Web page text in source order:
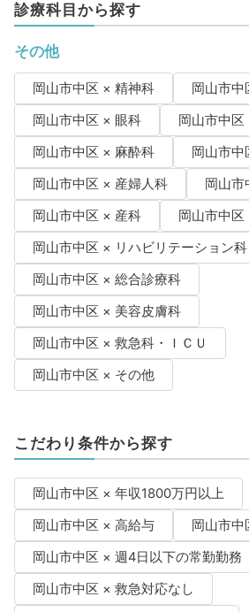
診療科目から探す
その他
岡山市中区 × 精神科
岡山市
岡山市中区 × 眼科
岡山市中
岡山市中区 × 麻酔科
岡山市
岡山市中区 × 産婦人科
岡山市
岡山市中区 × 産科
岡山市中
岡山市中区 × リハビリテーション科
岡山市中区 × 総合診療科
岡山市中区 × 美容皮膚科
岡山市中区 × 救急科・ＩＣＵ
岡山市中区 × その他
こだわり条件から探す
岡山市中区 × 年収1800万円以上
岡山市中区 × 高給与
岡山市中
岡山市中区 × 週4日以下の常勤勤務
岡山市中区 × 救急対応なし